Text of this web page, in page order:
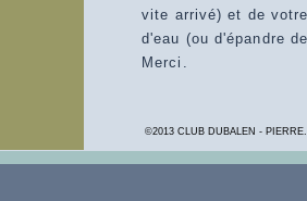
vite arrivé) et de
d'eau (ou d'épandre
Merci.
©2013 CLUB DUBALEN -